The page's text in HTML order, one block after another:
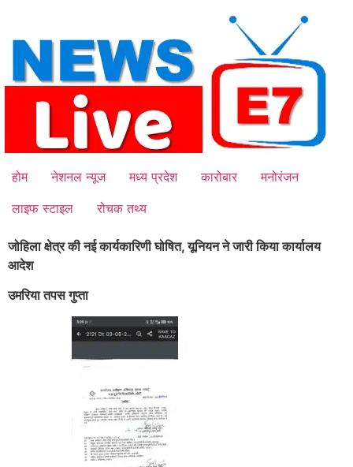
content
होम नेशनल न्यूज मध्य प्रदेश कारोबार
मनोरंजन
लाइफ स्टाइल
रोचक तथ्य
जोहिला क्षेत्र की नई कार्यकारिणी घोषित, यूनियन ने जारी किया कार्यालय
आदेश
उमरिया तपस गुप्ता